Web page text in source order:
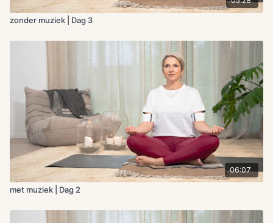
zonder muziek | Dag 3
06:07
met muziek | Dag 2